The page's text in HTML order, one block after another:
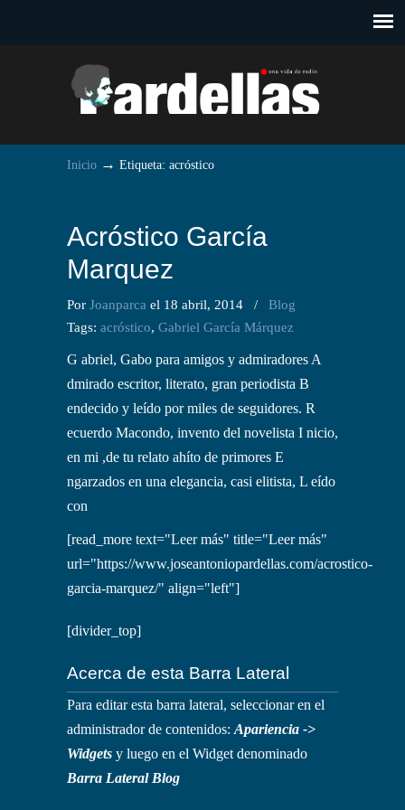
Inicio → Etiqueta: acróstico
Acróstico García
Marquez
Por Joanparca el 18 abril, 2014 /
Blog
Tags: acróstico, Gabriel García Márquez
G abriel, Gabo para amigos y admiradores A
dmirado escritor, literato, gran periodista B
endecido y leído por miles de seguidores. R
ecuerdo Macondo, invento del novelista I nicio,
en mi ,de tu relato ahíto de primores E
ngarzados en una elegancia, casi elitista, L eído
con
[read_more text="Leer más" title="Leer más"
url="https://www.joseantoniopardellas.com/acrostico-
garcia-marquez/" align="left"]
[divider_top]
Acerca de esta Barra Lateral
Para editar esta barra lateral, seleccionar en el
administrador de contenidos: Apariencia ->
Widgets y luego en el Widget denominado
Barra Lateral Blog